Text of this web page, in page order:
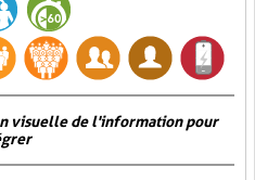
visuelle de l'information pour